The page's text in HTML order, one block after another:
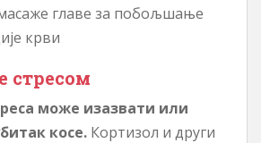
главе за побољшање
крви
стресом
може изазвати или
косе. Кортизол и други